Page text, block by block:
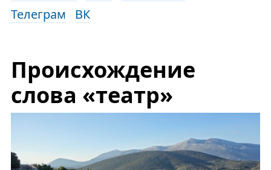
Телеграм
ВК
Происхождение
слова «театр»